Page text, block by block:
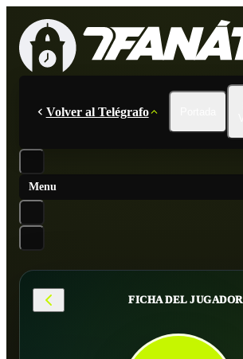
Volver al Telégrafo
Menu
FICHA DEL JUGADOR